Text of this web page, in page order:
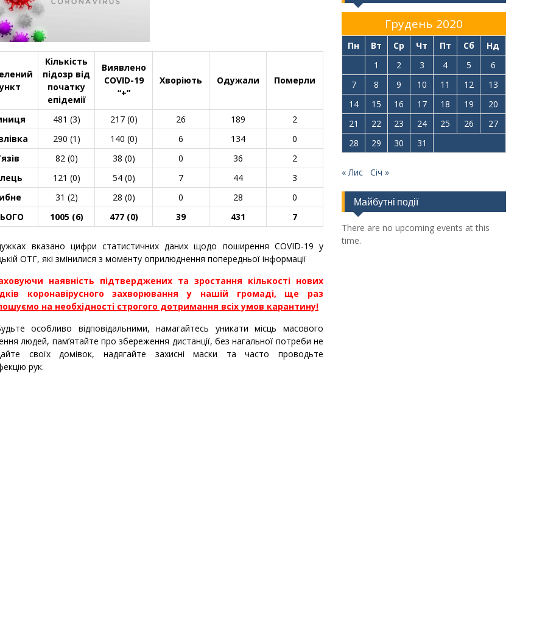
Кількість
підозр від
початку
епідемії
Виявлено
COVID-19
“+”
Хворіють Одужали Померли
481 (3) 217 (0) 26 189
2
290 (1) 140 (0) 6 134
0
82 (0) 38 (0) 0 36
2
121 (0) 54 (0) 7 44
3
31 (2) 28 (0) 0 28
0
1005 (6) 477 (0) 39 431 7
вказано цифри статистичних даних щодо поширення COVID-19 у
ОТГ, які змінилися з моменту оприлюднення попередньої інформації
наявність підтверджених та зростання кількості нових
коронавірусного захворювання у нашій громаді, ще раз
на необхідності строгого дотримання всіх умов карантину!
особливо відповідальними, намагайтесь уникати місць масового
людей, пам’ятайте про збереження дистанції, без нагальної потреби не
своїх домівок, надягайте захисні маски та часто проводьте
рук.
Грудень 2020
Пн Вт Ср Чт Пт Сб
Нд
1
2 3 4 5
6
7
8 9 10 11 12
13
14
15 16 17 18 19
20
21
22 23 24 25 26
27
28
29 30 31
« Лис Січ »
Майбутні події
There are no upcoming events at this
time.